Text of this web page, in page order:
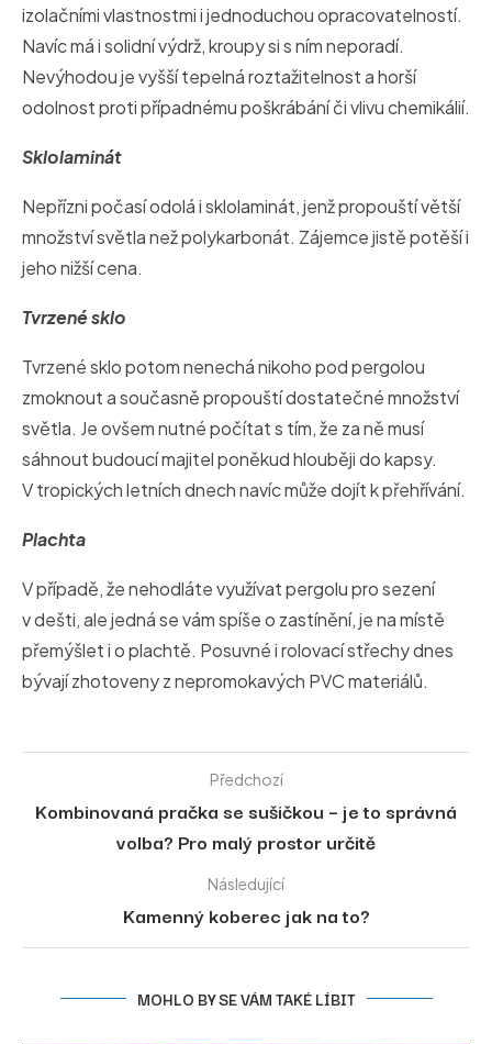
izolačními vlastnostmi i jednoduchou opracovatelností.
Navíc má i solidní výdrž, kroupy si s ním neporadí.
Nevýhodou je vyšší tepelná roztažitelnost a horší
odolnost proti případnému poškrábání či vlivu chemikálií.
Sklolaminát
Nepřízni počasí odolá i sklolaminát, jenž propouští větší
množství světla než polykarbonát. Zájemce jistě potěší i
jeho nižší cena.
Tvrzené sklo
Tvrzené sklo potom nenechá nikoho pod pergolou
zmoknout a současně propouští dostatečné množství
světla. Je ovšem nutné počítat s tím, že za ně musí
sáhnout budoucí majitel poněkud hlouběji do kapsy.
V tropických letních dnech navíc může dojít k přehřívání.
Plachta
V případě, že nehodláte využívat pergolu pro sezení
v dešti, ale jedná se vám spíše o zastínění, je na místě
přemýšlet i o plachtě. Posuvné i rolovací střechy dnes
bývají zhotoveny z nepromokavých PVC materiálů.
Předchozí
Kombinovaná pračka se sušičkou – je to správná
volba? Pro malý prostor určitě
Následující
Kamenný koberec jak na to?
MOHLO BY SE VÁM TAKÉ LÍBIT